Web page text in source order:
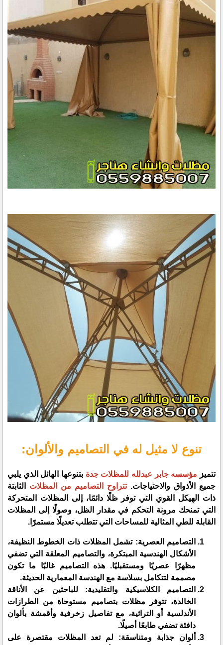
تنوع لا مثيل له في التصاميم والألوان:
تتميز مؤسسه جابر عبدلله للمظلات جدة بتنوعها الهائل الذي يلبي
جميع الأذواق والاحتياجات.تتراوح التصاميم من المظلات الثابتة
ذات الهيكل القوي التي توفر ظلًا دائمًا، إلى المظلات المتحركة
التي تمنحك مرونة التحكم في مقدار الظل، وصولًا إلى المظلات
القابلة للطي المثالية للمساحات التي تتطلب تعديلًا مستمرًا.
التصاميم العصرية: تشمل المظلات ذات الخطوط النظيفة،
الأشكال الهندسية المبتكرة، والتصاميم المعلقة التي تضفي
مظهرًا عصريًا ومستقبليًا. هذه التصاميم غالبًا ما تكون
مصممة لتتكامل بسلاسة مع الهندسة المعمارية الحديثة.
التصاميم الكلاسيكية والتقليدية: للباحثين عن الأناقة
الخالدة، تتوفر مظلات بتصاميم مستوحاة من الطرازات
الأندلسية أو التراثية، مع تفاصيل زخرفية وأقمشة بألوان
دافئة تضفي طابعًا أصيلًا.
ألوان جذابة ومتناسقة: لم تعد المظلات مقتصرة على